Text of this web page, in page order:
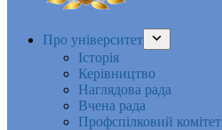
Про університет
Історія
Керівництво
Наглядова рада
Вчена рада
Профспілковий комітет